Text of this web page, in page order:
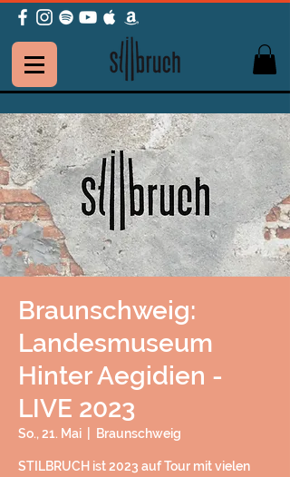
Braunschweig:
Landesmuseum
Hinter Aegidien -
LIVE 2023
So., 21. Mai Braunschweig
STILBRUCH ist 2023 auf Tour mit vielen